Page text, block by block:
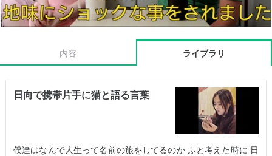
内容 ライブラリ
日向で携帯片手に猫と語る言葉
僕達はなんで人生って名前の旅をしてるのか ふと考えた時に 日